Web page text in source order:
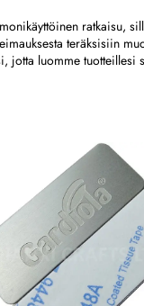
ratkaisu,
teräksisiin
jotta luomme